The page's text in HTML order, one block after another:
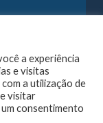
Lafepe |
Planner
a experiência
e visitas
a utilização de
visitar
consentimento